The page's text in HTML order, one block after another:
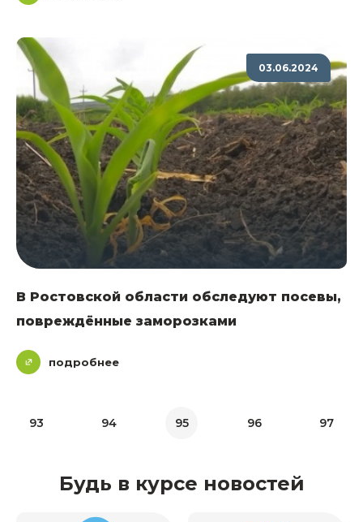
03.06.2024
В Ростовской области обследуют посевы,
повреждённые заморозками
подробнее
93 94 95 96 97
Будь в курсе новостей